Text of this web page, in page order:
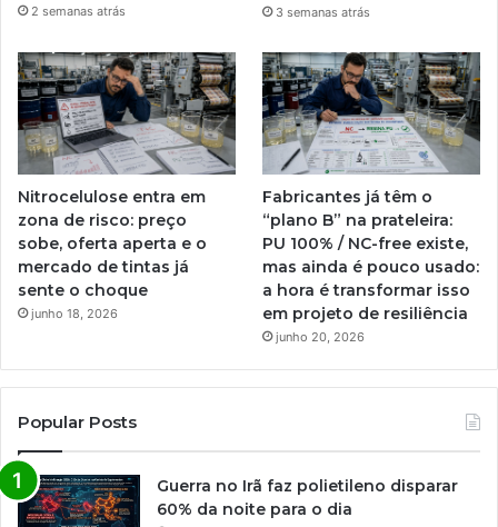
2 semanas atrás 3 semanas atrás
Nitrocelulose entra em
zona de risco: preço
sobe, oferta aperta e o
mercado de tintas já
sente o choque
junho 18, 2026
Fabricantes já têm o
“plano B” na prateleira:
PU 100% / NC-free existe,
mas ainda é pouco usado:
a hora é transformar isso
em projeto de resiliência
junho 20, 2026
Popular Posts
Guerra no Irã faz polietileno disparar
60% da noite para o dia